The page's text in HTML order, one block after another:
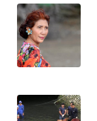
WN
SERAMBI